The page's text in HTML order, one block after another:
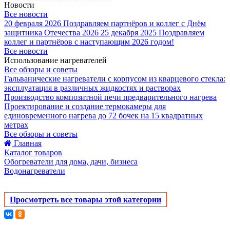
Новости
Все новости
20 февраля 2026 Поздравляем партнёров и коллег с Днём
защитника Отечества 2026 25 декабря 2025 Поздравляем
коллег и партнёров с наступающим 2026 годом!
Все новости
Использование нагревателей
Все обзоры и советы
Гальванические нагреватели с корпусом из кварцевого стекла:
эксплуатация в различных жидкостях и растворах
Производство композитной печи предварительного нагрева
Проектирование и создание термокамеры для
единовременного нагрева до 72 бочек на 15 квадратных
метрах
Все обзоры и советы
Главная
Каталог товаров
Обогреватели для дома, дачи, бизнеса
Водонагреватели
Просмотреть все товары этой категории